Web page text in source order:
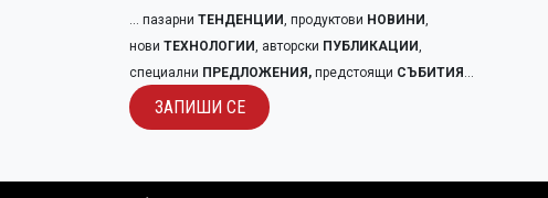
... пазарни ТЕНДЕНЦИИ, продуктови НОВИНИ,
нови ТЕХНОЛОГИИ, авторски ПУБЛИКАЦИИ,
специални ПРЕДЛОЖЕНИЯ, предстоящи СЪБИТИЯ ...
ЗАПИШИ С​​Е